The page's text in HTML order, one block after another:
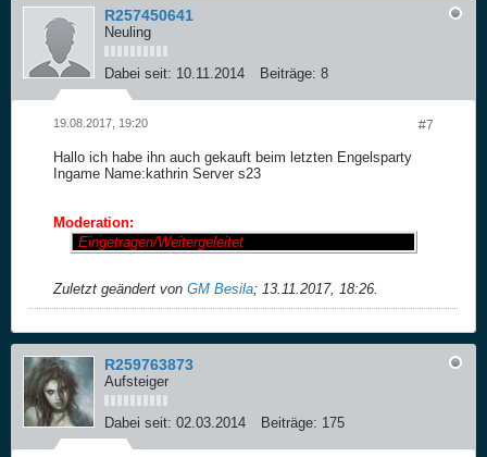
R257450641
Neuling
Dabei seit: 10.11.2014 Beiträge: 8
#7
19.08.2017, 19:20
Hallo ich habe ihn auch gekauft beim letzten Engelsparty
Ingame Name:kathrin Server s23
Moderation:
Eingetragen/Weitergeleitet
Zuletzt geändert von GM Besila; 13.11.2017, 18:26.
R259763873
Aufsteiger
Dabei seit: 02.03.2014 Beiträge: 175